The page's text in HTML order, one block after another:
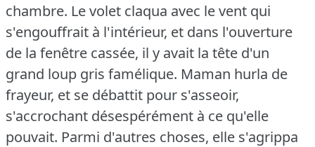
chambre. Le volet claqua avec le vent qui
s'engouffrait à l'intérieur, et dans l'ouverture
de la fenêtre cassée, il y avait la tête d'un
grand loup gris famélique. Maman hurla de
frayeur, et se débattit pour s'asseoir,
s'accrochant désespérément à ce qu'elle
pouvait. Parmi d'autres choses, elle s'agrippa